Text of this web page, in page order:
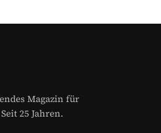
Magazin für
25 Jahren.